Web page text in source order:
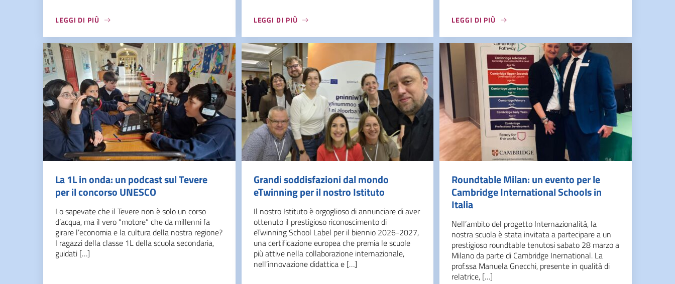
LEGGI DI PIÙ LEGGI DI PIÙ LEGGI DI PIÙ
La 1L in onda: un podcast sul Tevere
per il concorso UNESCO
Lo sapevate che il Tevere non è solo un corso
d’acqua, ma il vero “motore” che da millenni fa
girare l’economia e la cultura della nostra regione?
I ragazzi della classe 1L della scuola secondaria,
guidati […]
Grandi soddisfazioni dal mondo
eTwinning per il nostro Istituto
Il nostro Istituto è orgoglioso di annunciare di aver
ottenuto il prestigioso riconoscimento di
eTwinning School Label per il biennio 2026-2027,
una certificazione europea che premia le scuole
più attive nella collaborazione internazionale,
nell’innovazione didattica e […]
Roundtable Milan: un evento per le
Cambridge International Schools in
Italia
Nell’ambito del progetto Internazionalità, la
nostra scuola è stata invitata a partecipare a un
prestigioso roundtable tenutosi sabato 28 marzo a
Milano da parte di Cambridge Inernational. La
prof.ssa Manuela Gnecchi, presente in qualità di
relatrice, […]